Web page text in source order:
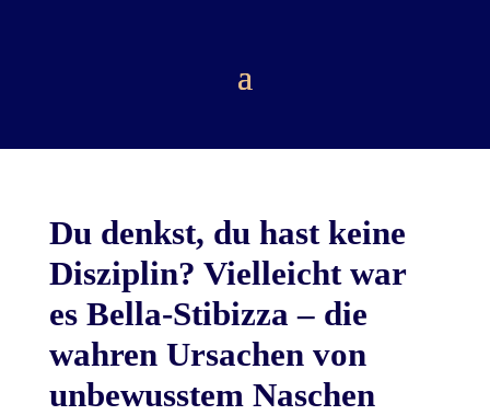
Du denkst, du hast keine
Disziplin? Vielleicht war
es Bella-Stibizza – die
wahren Ursachen von
unbewusstem Naschen